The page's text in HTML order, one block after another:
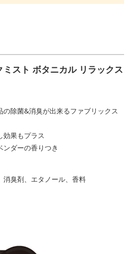
ミスト ボタニカル リラックス
除菌&消臭が出来るファブリックス
効果もプラス
ダーの香りつき
消臭剤、エタノール、香料